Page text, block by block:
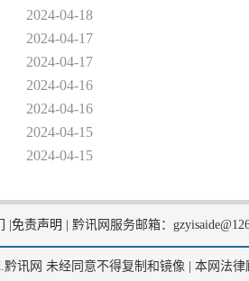
2024-04-18
2024-04-17
2024-04-17
2024-04-16
2024-04-16
2024-04-15
2024-04-15
免责声明 黔讯网服务邮箱：
黔讯网 未经同意不得复制和镜像 | 本网法律